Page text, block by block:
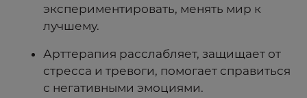
экспериментировать, менять мир к
лучшему.
Арттерапия расслабляет, защищает от
стресса и тревоги, помогает справиться
с негативными эмоциями.